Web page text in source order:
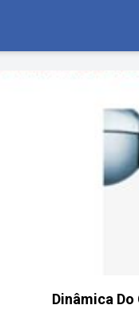
Dinâmica Do